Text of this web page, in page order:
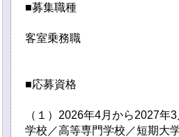
■募集職種
客室乗務職
■応募資格
（１）2026年4月から2027年
学校／高等専門学校／短期大